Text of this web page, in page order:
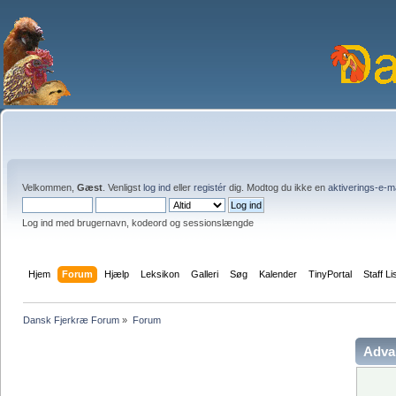
Velkommen, Gæst . Venligst log ind eller registér dig. Modtog du ikke en aktiverings-e-
Log ind med brugernavn, kodeord og sessionslængde
Hjem Forum Hjælp Leksikon Galleri Søg Kalender TinyPortal Staff
Dansk Fjerkræ Forum » Forum